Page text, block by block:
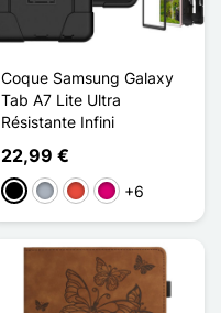
Coque Samsung Galaxy
Tab A7 Lite Ultra
Résistante Infini
22,99 €
Schwarz
GrauRot Magenta
+6